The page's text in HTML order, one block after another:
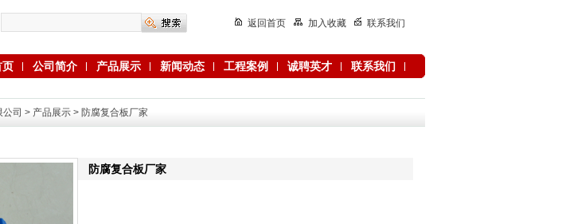
页 公司简介 产品展示 新闻动态 工程案例 诚聘英才 联系我们
返回首页 加入收藏 联系我们
司 > 产品展示 > 防腐复合板厂家
防腐复合板厂家